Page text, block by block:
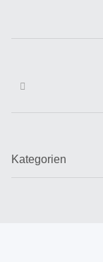
Kategorien